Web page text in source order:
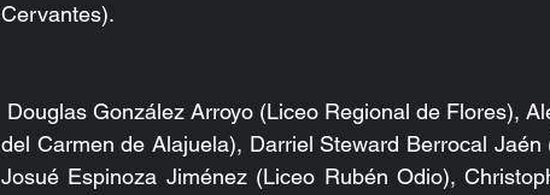
Cervantes).
del Carmen de Alajuela), Darriel Steward Berrocal
Josué Espinoza Jiménez (Liceo Rubén Odio),